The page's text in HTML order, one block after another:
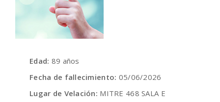
Edad: 89 años
Fecha de fallecimiento: 05/06/2026
Lugar de Velación: MITRE 468 SALA E